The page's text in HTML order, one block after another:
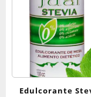
Edulcorante